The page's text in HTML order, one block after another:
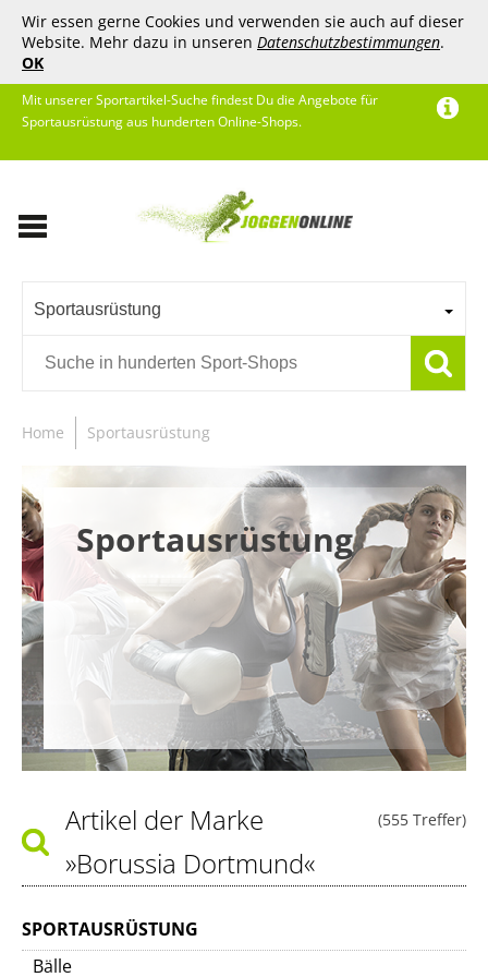
Wir essen gerne Cookies und verwenden sie auch auf dieser
Website. Mehr dazu in unseren Datenschutzbestimmungen.
OK
Mit unserer Sportartikel-Suche findest Du die Angebote für
Sportausrüstung aus hunderten Online-Shops.
Sportausrüstung
Home Sportausrüstung
Sportausrüstung
(555 Treffer)
Artikel der Marke
»Borussia Dortmund«
SPORTAUSRÜSTUNG
Bälle